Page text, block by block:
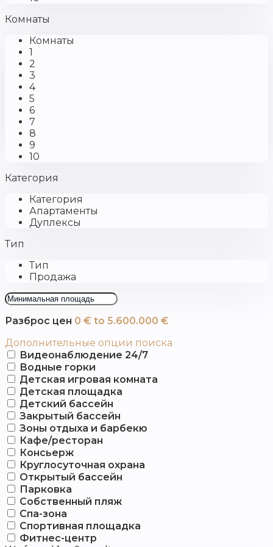
Комнаты
Комнаты
1
2
3
4
5
6
7
8
9
10
Категория
Категория
Апартаменты
Дуплексы
Тип
Тип
Продажа
Разброс цен 0 € to 5.600.000 €
Дополнительные опции поиска
Видеонаблюдение 24/7
Водные горки
Детская игровая комната
Детская площадка
Детский бассейн
Закрытый бассейн
Зоны отдыха и барбекю
Кафе/ресторан
Консьерж
Круглосуточная охрана
Открытый бассейн
Парковка
Собственный пляж
Спа-зона
Спортивная площадка
Фитнес-центр